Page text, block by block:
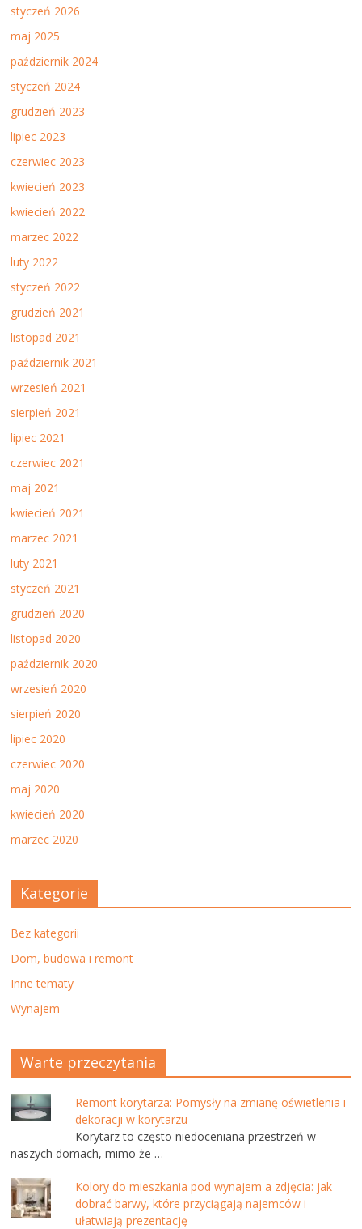
styczeń 2026
maj 2025
październik 2024
styczeń 2024
grudzień 2023
lipiec 2023
czerwiec 2023
kwiecień 2023
kwiecień 2022
marzec 2022
luty 2022
styczeń 2022
grudzień 2021
listopad 2021
październik 2021
wrzesień 2021
sierpień 2021
lipiec 2021
czerwiec 2021
maj 2021
kwiecień 2021
marzec 2021
luty 2021
styczeń 2021
grudzień 2020
listopad 2020
październik 2020
wrzesień 2020
sierpień 2020
lipiec 2020
czerwiec 2020
maj 2020
kwiecień 2020
marzec 2020
Kategorie
Bez kategorii
Dom, budowa i remont
Inne tematy
Wynajem
Warte przeczytania
Remont korytarza: Pomysły na zmianę oświetlenia i
dekoracji w korytarzu
Korytarz to często niedoceniana przestrzeń w
naszych domach, mimo że …
Kolory do mieszkania pod wynajem a zdjęcia: jak
dobrać barwy, które przyciągają najemców i
ułatwiają prezentację